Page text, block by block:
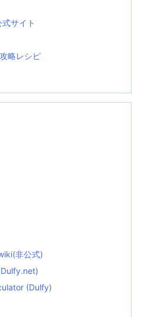
サイト
略レシピ
非公式)
(Dulfy)